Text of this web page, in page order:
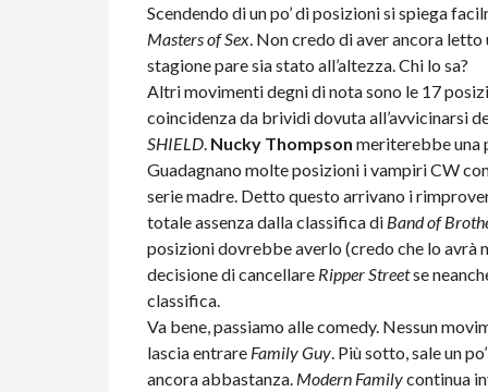
Scendendo di un po’ di posizioni si spiega
Masters of Sex. Non credo di aver ancora
stagione pare sia stato all’altezza. Chi lo sa?
Altri movimenti degni di nota sono le 17
coincidenza da brividi dovuta all’avvicinarsi
SHIELD. Nucky Thompson meriterebbe una
Guadagnano molte posizioni i vampiri CW
serie madre. Detto questo arrivano i
totale assenza dalla classifica di Band of
posizioni dovrebbe averlo (credo che lo avrà
decisione di cancellare Ripper Streetse
classifica.
Va bene, passiamo alle comedy. Nessun
lascia entrare Family Guy. Più sotto, sale un
ancora abbastanza. Modern Familycontinua